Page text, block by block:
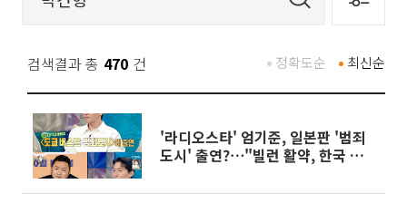
검색결과 총 470 건 최신순
정확도순
'라디오스타' 엄기준, 일본판 '범죄
도시' 출연?⋯"빌런 활약, 한국 개